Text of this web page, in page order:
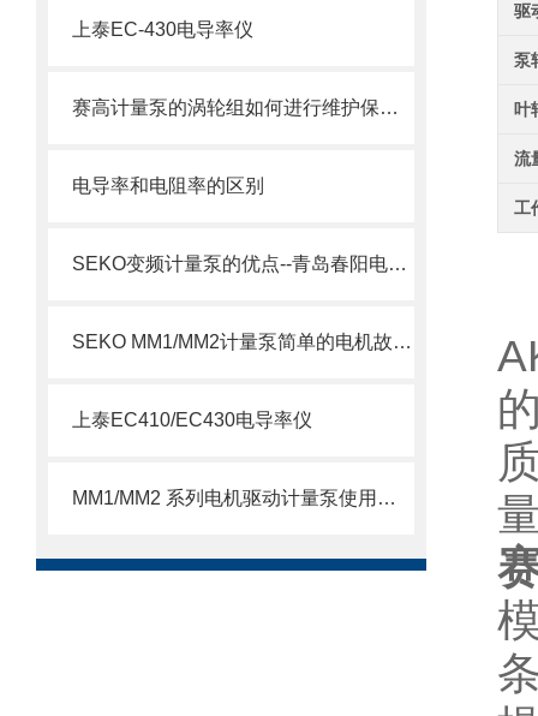
上泰EC-430电导率仪
赛高计量泵的涡轮组如何进行维护保养？
电导率和电阻率的区别
SEKO变频计量泵的优点--青岛春阳电子有限公司
SEKO MM1/MM2计量泵简单的电机故障排除方法
上泰EC410/EC430电导率仪
MM1/MM2 系列电机驱动计量泵使用注意事项
驱
泵
叶
流
工